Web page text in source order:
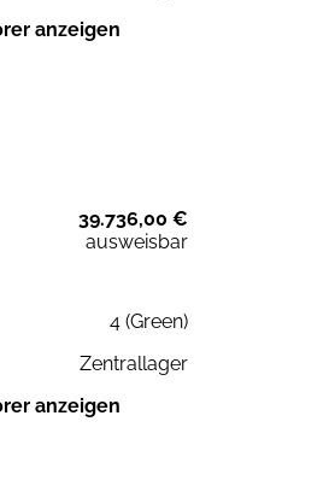
anzeigen
39.736,00 €
ausweisbar
4 (Green)
Zentrallager
anzeigen